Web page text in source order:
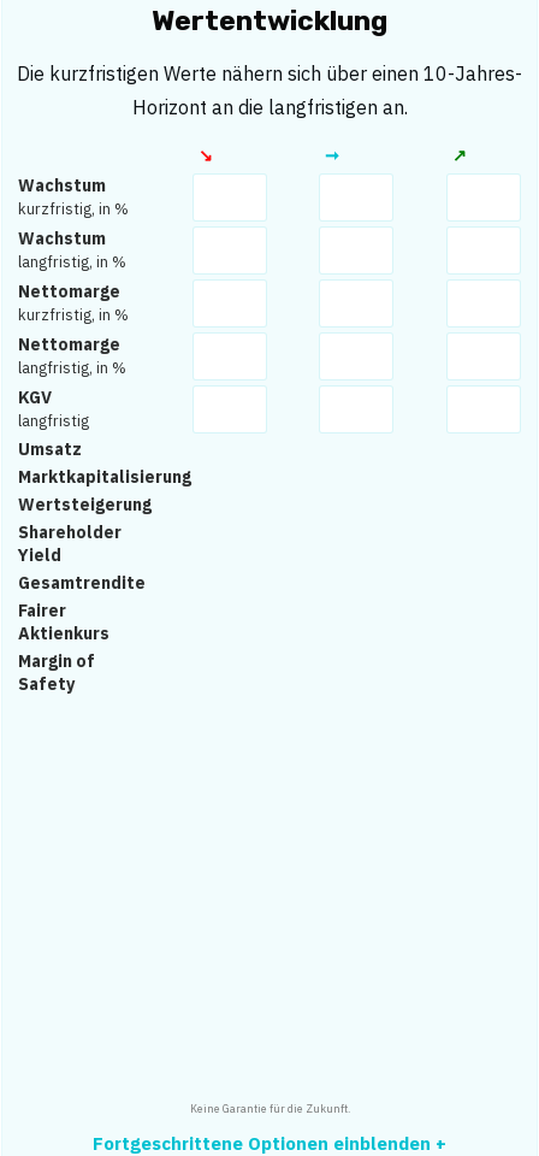
Wertentwicklung
Die kurzfristigen Werte nähern sich über einen 10-Jahres-
Horizont an die langfristigen an.
↘︎ ➞
↗︎
Wachstum
kurzfristig, in %
Wachstum
langfristig, in %
Nettomarge
kurzfristig, in %
Nettomarge
langfristig, in %
KGV
langfristig
Umsatz
Marktkapitalisierung
Wertsteigerung
Shareholder
Yield
Gesamtrendite
Fairer
Aktienkurs
Margin of
Safety
Keine Garantie für die Zukunft.
Fortgeschrittene Optionen einblenden +